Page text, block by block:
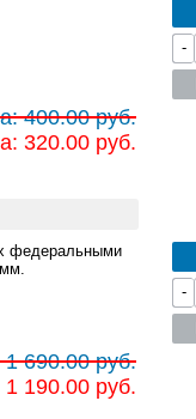
400.00 руб.
320.00 руб.
-
федеральными
690.00 руб.
190.00 руб.
-